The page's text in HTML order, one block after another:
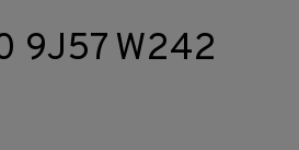
W242